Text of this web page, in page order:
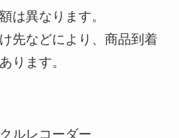
は異なります。
先などにより、商品到着
ります。
ルレコーダー